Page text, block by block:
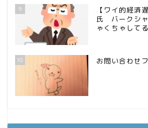
9
【ワイ的経済
氏 バークシ
ゃくちゃして
10 お問い合わせ